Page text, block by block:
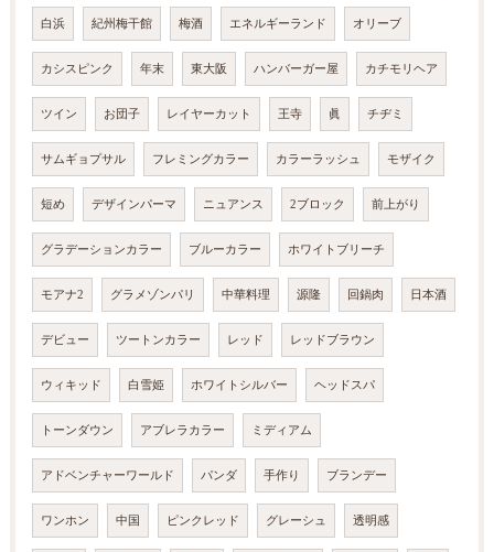
白浜 紀州梅干館 梅酒 エネルギーランド オリーブ
カシスピンク 年末 東大阪 ハンバーガー屋 カチモリヘア
ツイン お団子 レイヤーカット 王寺 眞 チヂミ
サムギョプサル フレミングカラー カラーラッシュ モザイク
短め デザインパーマ ニュアンス 2ブロック 前上がり
グラデーションカラー ブルーカラー ホワイトブリーチ
モアナ2 グラメゾンパリ 中華料理 源隆 回鍋肉 日本酒
デビュー ツートンカラー レッド レッドブラウン
ウィキッド 白雪姫 ホワイトシルバー ヘッドスパ
トーンダウン アブレラカラー ミディアム
アドベンチャーワールド パンダ 手作り ブランデー
ワンホン 中国 ピンクレッド グレーシュ 透明感